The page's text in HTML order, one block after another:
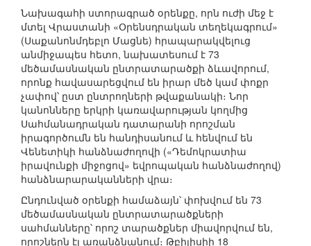
Նախագահի ստորագրած օրենքը, որն ուժի մեջ է
մտել Վրաստանի «Օրենսդրական տեղեկագրում»
(Սաքանոնմդեբլո Մացնե) հրապարակվելուց
անմիջապես հետո, նախատեսում է 73
մեծամասնական ընտրատարածքի ձևավորում,
որոնք հավասարեցվում են իրար մեծ կամ փոքր
չափով՝ ըստ ընտրողների թվաքանակի։ Նոր
կանոնները երկրի կառավարության կողմից
Սահմանադրական դատարանի որոշման
իրագործումն են հանդիսանում և հենվում են
Վենետիկի հանձնաժողովի («Դեմոկրատիա
իրավունքի միջոցով» եվրոպական հանձնաժողով)
հանձնարարականների վրա։
Ընդունված օրենքի համաձայն՝ փոխվում են 73
մեծամասնական ընտրատարածքների
սահմանները՝ որոշ տարածքներ միավորվում են,
որոշներն էլ առանձնանում։ Թբիլիսիի 18